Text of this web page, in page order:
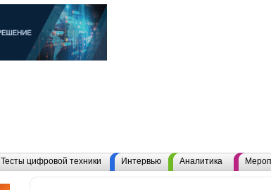
Тесты цифровой техники Интервью Аналитика